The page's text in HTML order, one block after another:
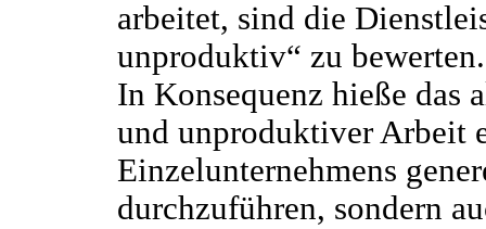
arbeitet, sind die
unproduktiv“ zu bewerten.
In Konsequenz hieße das
und unproduktiver Arbeit
Einzelunternehmens
durchzuführen, sondern